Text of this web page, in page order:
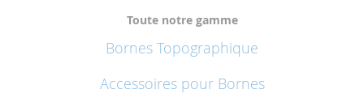
Toute notre gamme
Bornes Topographique
Accessoires pour Bornes